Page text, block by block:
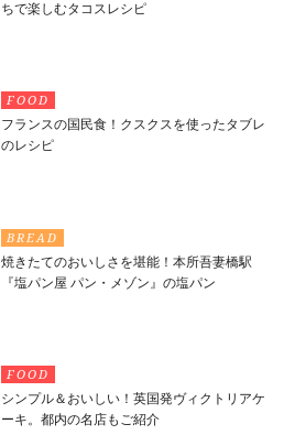
ちで楽しむタコスレシピ
FOOD
フランスの国民食！クスクスを使ったタブレ
のレシピ
BREAD
焼きたてのおいしさを堪能！本所吾妻橋駅
『塩パン屋 パン・メゾン』の塩パン
FOOD
シンプル＆おいしい！英国発ヴィクトリアケ
ーキ。都内の名店もご紹介